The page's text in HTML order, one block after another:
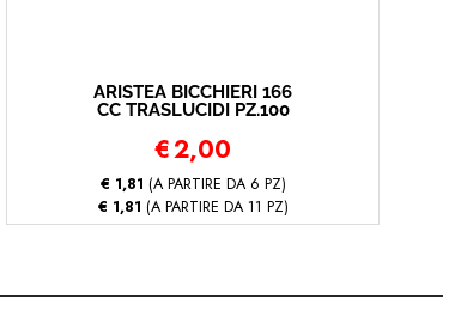
ARISTEA BICCHIERI 166
CC TRASLUCIDI PZ.100
€2,00
€ 1,81 (A PARTIRE DA 6 PZ)
€ 1,81 (A PARTIRE DA 11 PZ)